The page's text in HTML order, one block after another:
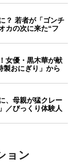
？ 若者が「ゴンチ
カの次に来た“フ
女優・黒木華が献
製おにぎり」から
、母親が猛クレー
／びっくり体験人
ョン